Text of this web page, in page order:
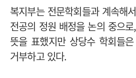
복지부는 전문학회들과 계속해
전공의 정원 배정을 논의 중으
뜻을 표했지만 상당수 학회들
거부하고 있다.